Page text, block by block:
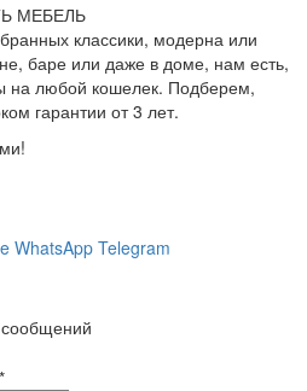
МЕБЕЛЬ
классики, модерна или
баре или даже в доме, нам есть,
на любой кошелек. Подберем,
гарантии от 3 лет.
WhatsApp Telegram
*